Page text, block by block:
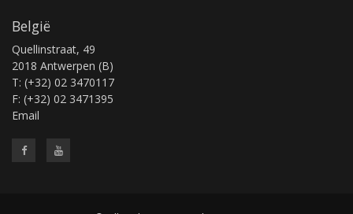
België
Quellinstraat, 49
2018 Antwerpen (B)
T: (+32) 02 3470117
F: (+32) 02 3471395
Email